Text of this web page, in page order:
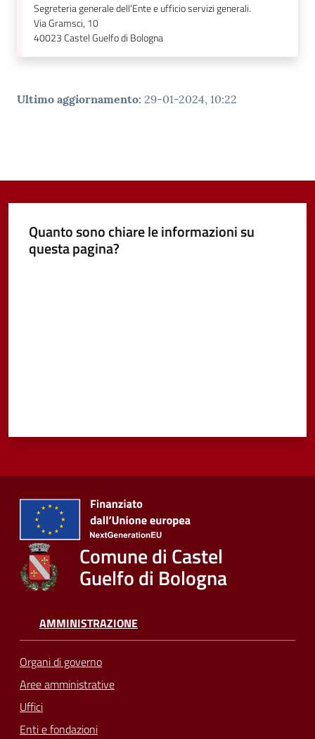
Segreteria generale dell'Ente e ufficio servizi generali.
Via Gramsci, 10
40023Castel Guelfo di Bologna
Ultimo aggiornamento: 29-01-2024, 10:22
Quanto sono chiare le informazioni su
questa pagina?
Comune di Castel
Guelfo di Bologna
AMMINISTRAZIONE
Organi di governo
Aree amministrative
Uffici
Enti e fondazioni